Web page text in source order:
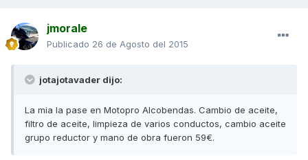
jmorale
Publicado 26 de Agosto del 2015
jotajotavader dijo:
La mia la pase en Motopro Alcobendas. Cambio de aceite,
filtro de aceite, limpieza de varios conductos, cambio aceite
grupo reductor y mano de obra fueron 59€.